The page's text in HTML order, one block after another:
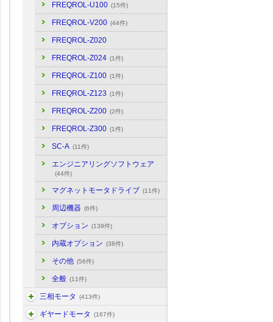
FREQROL-U100 (15件)
FREQROL-V200 (44件)
FREQROL-Z020
FREQROL-Z024 (1件)
FREQROL-Z100 (1件)
FREQROL-Z123 (1件)
FREQROL-Z200 (2件)
FREQROL-Z300 (1件)
SC-A (11件)
エンジニアリングソフトウェア
(44件)
マグネットモータドライブ (11件)
周辺機器 (6件)
オプション (139件)
内蔵オプション (38件)
その他 (56件)
全般 (11件)
三相モータ (413件)
ギヤードモータ (167件)